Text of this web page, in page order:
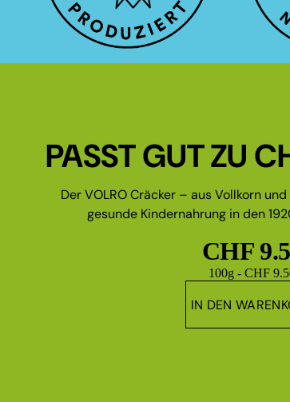
PASST GUT ZU
Der VOLRO Cräcker – aus Vollkorn
gesunde Kindernahrung in den
CHF
Grundpreis
100g - CHF
IN DEN